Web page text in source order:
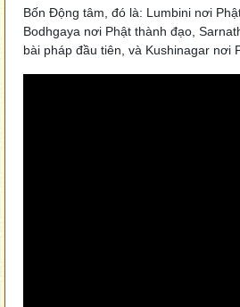
Bốn Động tâm, đó là: Lumbini nơi
Bodhgaya nơi Phật thành đạo,
bài pháp đầu tiên, và Kushinagar nơi